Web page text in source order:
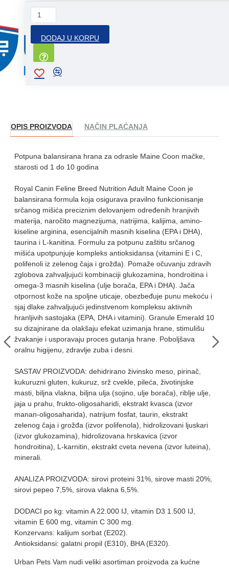
DODAJ U KORPU
OPIS PROIZVODA NAČIN PLAĆANJA
Potpuna balansirana hrana za odrasle Maine Coon mačke,
starosti od 1 do 10 godina
Royal Canin Feline Breed Nutrition Adult Maine Coon je
balansirana formula koja osigurava pravilno funkcionisanje
srčanog mišića preciznim delovanjem određenih hranjivih
materija, naročito magnezijuma, natrijima, kalijima, amino-
kiseline arginina, esencijalnih masnih kiselina (EPA i DHA),
taurina i L-kanitina. Formulu za potpunu zaštitu srčanog
mišića upotpunjuje kompleks antioksidansa (vitamini E i C,
polifenoli iz zelenog čaja i grožđa). Pomaže očuvanju zdravih
zglobova zahvaljujući kombinaciji glukozamina, hondroitina i
omega-3 masnih kiselina (ulje borača, EPA i DHA). Jača
otpornost kože na spoljne uticaje, obezbeđuje punu mekoću i
sjaj dlake zahvaljujući jedinstvenom kompleksu aktivnih
hranljivih sastojaka (EPA, DHA i vitamini). Granule Emerald 10
su dizajnirane da olakšaju efekat uzimanja hrane, stimulišu
žvakanje i usporavaju proces gutanja hrane. Poboljšava
oralnu higijenu, zdravlje zuba i desni.
SASTAV PROIZVODA: dehidrirano živinsko meso, pirinač,
kukuruzni gluten, kukuruz, srž cvekle, pileća, životinjske
masti, biljna vlakna, biljna ulja (sojino, ulje borača), riblje ulje,
jaja u prahu, frukto-oligosaharidi, ekstrakt kvasca (izvor
manan-oligosaharida), natrijum fosfat, taurin, ekstrakt
zelenog čaja i grožđa (izvor polifenola), hidrolizovani ljuskari
(izvor glukozamina), hidrolizovana hrskavica (izvor
hondroitina), L-karnitin, ekstrakt cveta nevena (izvor luteina),
minerali.
ANALIZA PROIZVODA: sirovi proteini 31%, sirove masti 20%,
sirovi pepeo 7,5%, sirova vlakna 6,5%.
DODACI po kg: vitamin A 22.000 IJ, vitamin D3 1.500 IJ,
vitamin E 600 mg, vitamin C 300 mg.
Konzervans: kalijum sorbat (E202).
Antioksidansi: galatni propil (E310), BHA (E320).
Urban Pets Vam nudi veliki asortiman proizvoda za kućne